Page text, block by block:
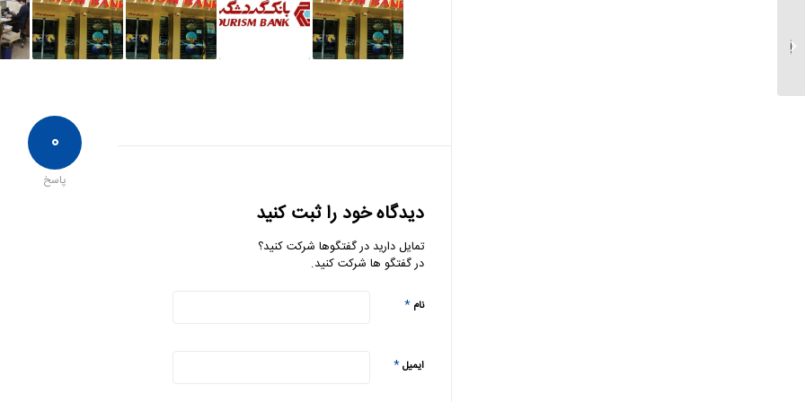
۰
پاسخ
دیدگاه خود را ثبت کنید
تمایل دارید در گفتگوها شرکت کنید؟
در گفتگو ها شرکت کنید.
نام *
ایمیل*